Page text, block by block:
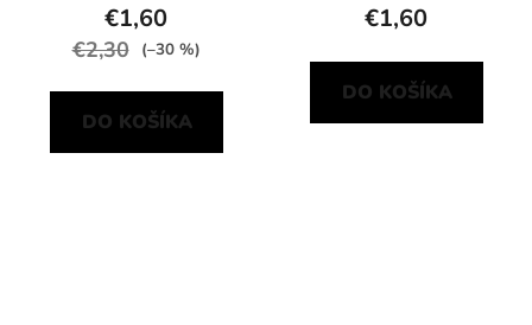
€1,60
€2,30 (–30 %)
DO KOŠÍKA
€1,60
DO KOŠÍKA